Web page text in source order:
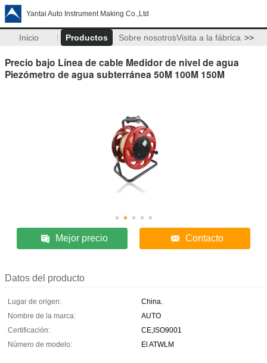
Yantai Auto Instrument Making Co.,Ltd
Inicio Productos Sobre nosotrosVisita a la fábrica >>
Precio bajo Línea de cable Medidor de nivel de agua
Piezómetro de agua subterránea 50M 100M 150M
Mejor precio Contacto
Datos del producto
Lugar de origen:
China.
Nombre de la marca:
AUTO
Certificación:
CE,ISO9001
Número de modelo:
El ATWLM